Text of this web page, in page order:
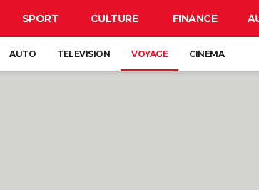
SPORT CULTURE FINANCE
AUTO TELEVISION VOYAGE CINEMA